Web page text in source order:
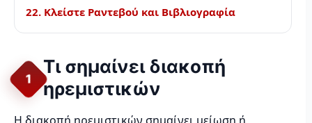
22. Κλείστε Ραντεβού και Βιβλιογραφία
1
Τι σημαίνει διακοπή
ηρεμιστικών